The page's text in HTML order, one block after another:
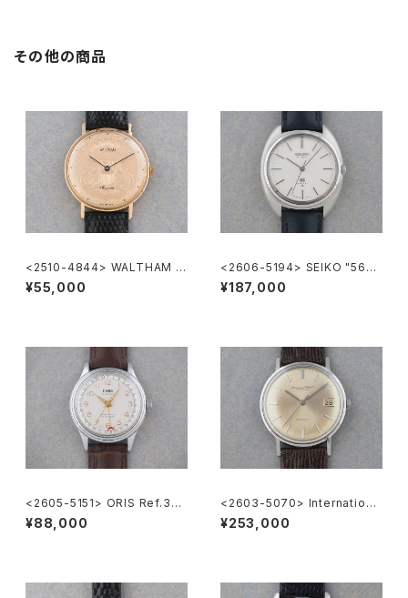
その他の商品
<2510-4844> WALTHAM C
oin Watch
¥55,000
<2606-5194> SEIKO "56G
S" Grand Seiko
¥187,000
<2605-5151> ORIS Ref.302
-7285B ”POINTER DATE"
¥88,000
<2603-5070> Internationa
l Watch Co. R807A
¥253,000